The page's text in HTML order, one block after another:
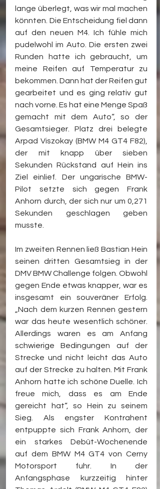
lange überlegt, was wir mal machen
könnten. Die Entscheidung fiel dann
auf den neuen M4. Ich fühle mich
pudelwohl im Auto. Die ersten zwei
Runden hatte ich gebraucht, um
meine Reifen auf Temperatur zu
bekommen. Dann hat der Reifen gut
gearbeitet und es ging relativ gut
nach vorne. Es hat eine Menge Spaß
gemacht mit dem Auto“, so der
Gesamtsieger. Platz drei belegte
Arpad Viszokay (BMW M4 GT4 F82),
der mit knapp über sieben
Sekunden Rückstand auf Hein ins
Ziel einlief. Der ungarische BMW-
Pilot setzte sich gegen Frank
Anhorn durch, der sich nur um 0,271
Sekunden geschlagen geben
musste.
Im zweiten Rennen ließ Bastian Hein
seinen dritten Gesamtsieg in der
DMV BMW Challenge folgen. Obwohl
gegen Ende etwas knapper, war es
insgesamt ein souveräner Erfolg.
„Nach dem kurzen Rennen gestern
war das heute wesentlich schöner.
Allerdings waren es am Anfang
schwierige Bedingungen auf der
Strecke und nicht leicht das Auto
auf der Strecke zu halten. Mit Frank
Anhorn hatte ich schöne Duelle. Ich
freue mich, dass es am Ende
gereicht hat“, so Hein zu seinem
Sieg. Als engster Kontrahent
entpuppte sich Frank Anhorn, der
ein starkes Debüt-Wochenende
auf dem BMW M4 GT4 von Cerny
Motorsport fuhr. In der
Anfangsphase kurzzeitig hinter